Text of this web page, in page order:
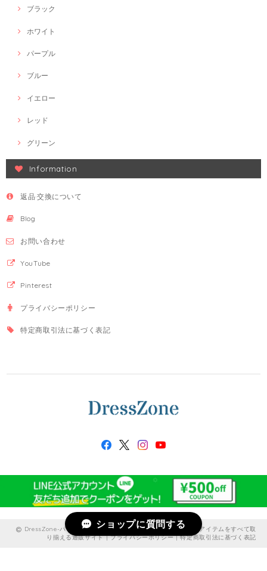
ブラック
ホワイト
パープル
ブルー
イエロー
レッド
グリーン
Information
返品·交換について
Blog
お問い合わせ
YouTube
Pinterest
プライバシーポリシー
特定商取引法に基づく表記
DressZone-パーティードレス、プライベート、出勤服などのアイテムをすべて取
り揃える通販サイト |プライバシーポリシー|特定商取引法に基づく表記
ショップに質問する